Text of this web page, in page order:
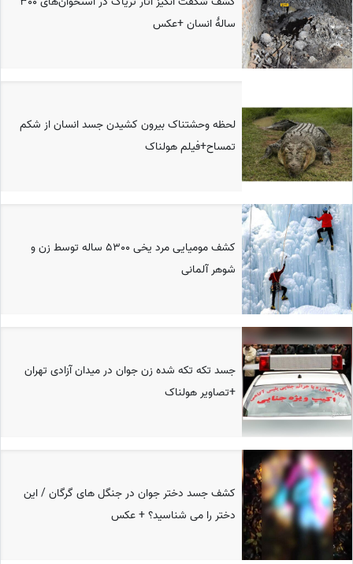
سالۀ انسان +عکس
لحظه وحشتناک بیرون کشیدن جسد انسان از شکم
تمساح+فیلم هولناک
کشف مومیایی مرد یخی 5300 ساله توسط زن و
شوهر آلمانی
جسد تکه تکه شده زن جوان در میدان آزادی تهران
+تصاویر هولناک
کشف جسد دختر جوان در جنگل های گرگان / این
دختر را می شناسید؟ + عکس